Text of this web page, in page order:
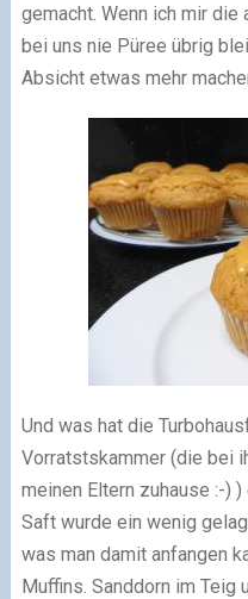
gemacht. Wenn ich mir die
bei uns nie Püree übrig
Absicht etwas mehr
Und was hat die
Vorratstskammer (die bei
meinen Eltern zuhause :-) )
Saft wurde ein wenig
was man damit anfangen
Muffins. Sanddorn im Teig